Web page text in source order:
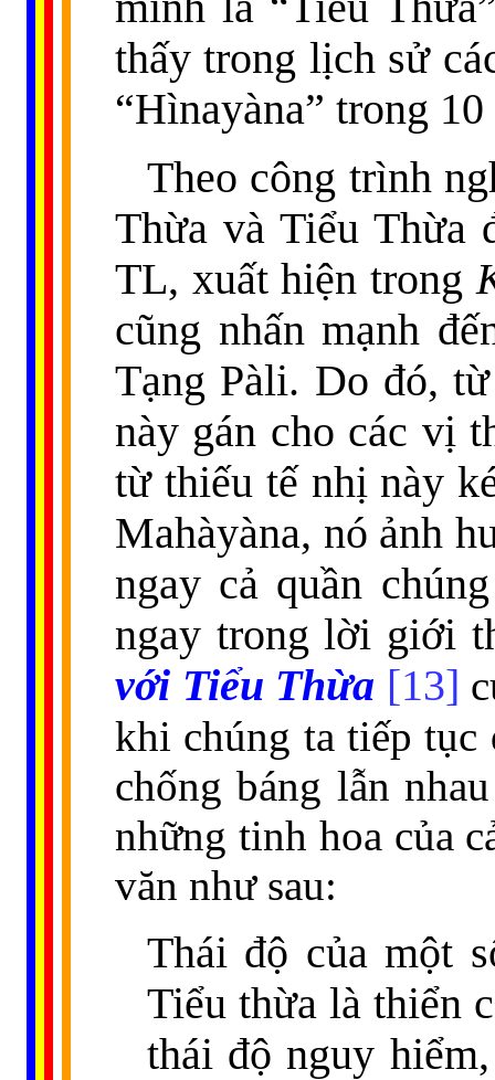
thấy trong lịch sử
“Hìnayàna” trong
Theo công trình
Thừa và Tiểu Thừa
TL, xuất hiện trong
cũng nhấn mạnh
Tạng Pàli. Do đó,
này gán cho các vị
từ thiếu tế nhị này
Mahàyàna, nó ảnh
ngay cả quần
ngay trong lời giới
với Tiểu Thừa [13]
khi chúng ta tiếp tục
chống báng lẫn
những tinh hoa của
văn như sau:
Thái độ của một
Tiểu thừa là thiển
thái độ nguy